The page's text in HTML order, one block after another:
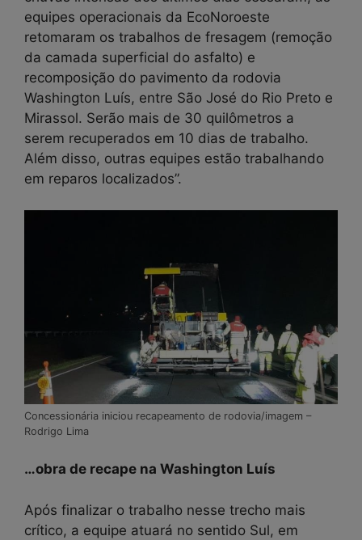
equipes operacionais da EcoNoroeste
retomaram os trabalhos de fresagem (remoção
da camada superficial do asfalto) e
recomposição do pavimento da rodovia
Washington Luís, entre São José do Rio Preto e
Mirassol. Serão mais de 30 quilômetros a
serem recuperados em 10 dias de trabalho.
Além disso, outras equipes estão trabalhando
em reparos localizados”.
Concessionária iniciou recapeamento de rodovia/imagem –
Rodrigo Lima
…obra de recape na Washington Luís
Após finalizar o trabalho nesse trecho mais
crítico, a equipe atuará no sentido Sul, em